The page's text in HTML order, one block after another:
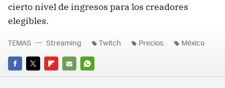
cierto nivel de ingresos para los creadores
elegibles.
FACEBOOK
TWITTERFLIPBOARD
E-
WHATSAPP
TEMAS Streaming Twitch Precios México